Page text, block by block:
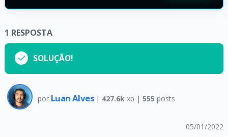
1 RESPOSTA
SOLUÇÃO!
por Luan Alves | 427.6k xp |555 posts
05/01/2022